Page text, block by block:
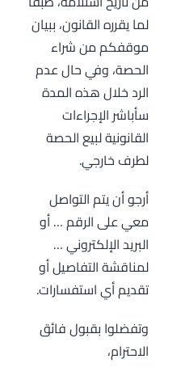
لما يقرره القانون، ببيان
موقفكم من شراء
الحصة، وفي حال عدم
الرد خلال هذه المدة
سأباشر الإجراءات
القانونية لبيع الحصة
لطرف خارجي.
أرجو أن يتم التواصل
معي على الرقم … أو
البريد الإلكتروني …
لمناقشة التفاصيل أو
تقديم أي استفسارات.
وتفضلوا بقبول فائق
الاحترام،